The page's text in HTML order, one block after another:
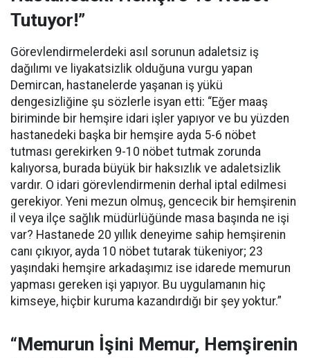
Tutuyor!”
Görevlendirmelerdeki asıl sorunun adaletsiz iş
dağılımı ve liyakatsizlik olduğuna vurgu yapan
Demircan, hastanelerde yaşanan iş yükü
dengesizliğine şu sözlerle isyan etti: “Eğer maaş
biriminde bir hemşire idari işler yapıyor ve bu yüzden
hastanedeki başka bir hemşire ayda 5-6 nöbet
tutması gerekirken 9-10 nöbet tutmak zorunda
kalıyorsa, burada büyük bir haksızlık ve adaletsizlik
vardır. O idari görevlendirmenin derhal iptal edilmesi
gerekiyor. Yeni mezun olmuş, gencecik bir hemşirenin
il veya ilçe sağlık müdürlüğünde masa başında ne işi
var? Hastanede 20 yıllık deneyime sahip hemşirenin
canı çıkıyor, ayda 10 nöbet tutarak tükeniyor; 23
yaşındaki hemşire arkadaşımız ise idarede memurun
yapması gereken işi yapıyor. Bu uygulamanın hiç
kimseye, hiçbir kuruma kazandırdığı bir şey yoktur.”
“Memurun İşini Memur, Hemşirenin